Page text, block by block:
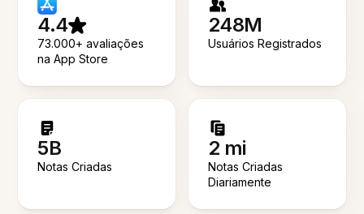
4.4
73.000+ avaliações
na App Store
248M
Usuários Registrados
5B
Notas Criadas
2 mi
Notas Criadas
Diariamente